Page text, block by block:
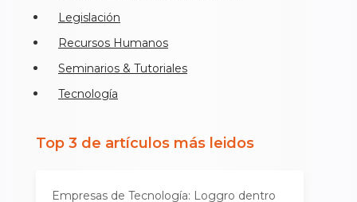
Legislación
Recursos Humanos
Seminarios & Tutoriales
Tecnología
Top 3 de artículos más leidos
Empresas de Tecnología: Loggro dentro